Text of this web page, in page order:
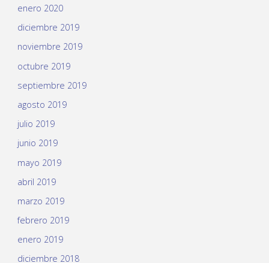
enero 2020
diciembre 2019
noviembre 2019
octubre 2019
septiembre 2019
agosto 2019
julio 2019
junio 2019
mayo 2019
abril 2019
marzo 2019
febrero 2019
enero 2019
diciembre 2018